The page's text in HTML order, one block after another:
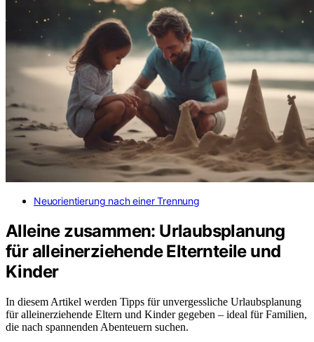
Neuorientierung nach einer Trennung
Alleine zusammen: Urlaubsplanung
für alleinerziehende Elternteile und
Kinder
In diesem Artikel werden Tipps für unvergessliche Urlaubsplanung
für alleinerziehende Eltern und Kinder gegeben – ideal für Familien,
die nach spannenden Abenteuern suchen.